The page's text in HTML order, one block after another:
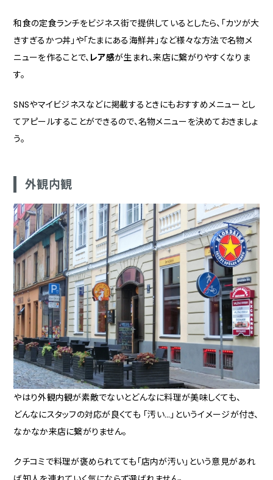
和食の定食ランチをビジネス街で提供しているとしたら、「カツが大
きすぎるかつ丼」や「たまにある海鮮丼」など様々な方法で名物メ
ニューを作ることで、 レア感が生まれ、来店に繋がりやすくなりま
す。
SNSやマイビジネスなどに掲載するときにもおすすめメニューとし
てアピールすることができるので、名物メニューを決めておきましょ
う。
外観内観
やはり外観内観が素敵でないとどんなに料理が美味しくても、
どんなにスタッフの対応が良くても 「汚い…」というイメージが付き、
なかなか来店に繋がりません。
クチコミで料理が褒められてても「店内が汚い」という意見があれ